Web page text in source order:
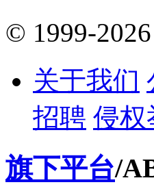
© 1999-
关于我们
招聘 侵权
旗下平台/